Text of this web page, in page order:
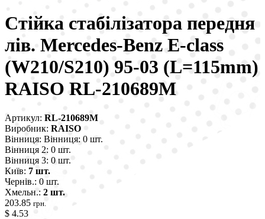
Стійка стабілізатора передня
лів. Mercedes-Benz E-class
(W210/S210) 95-03 (L=115mm)
RAISO RL-210689M
Артикул: RL-210689M
Виробник: RAISO
Вінниця: Вінниця: 0 шт.
Вінниця 2: 0 шт.
Вінниця 3: 0 шт.
Київ: 7 шт.
Чернів.: 0 шт.
Хмельн.: 2 шт.
203.85 грн.
$ 4.53